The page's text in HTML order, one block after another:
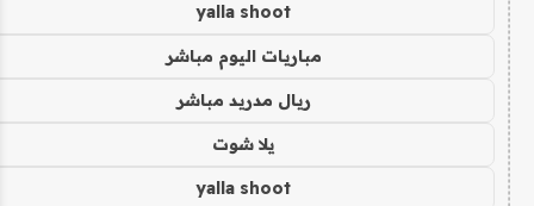
yalla shoot
مباريات اليوم مباشر
ريال مدريد مباشر
يلا شوت
yalla shoot